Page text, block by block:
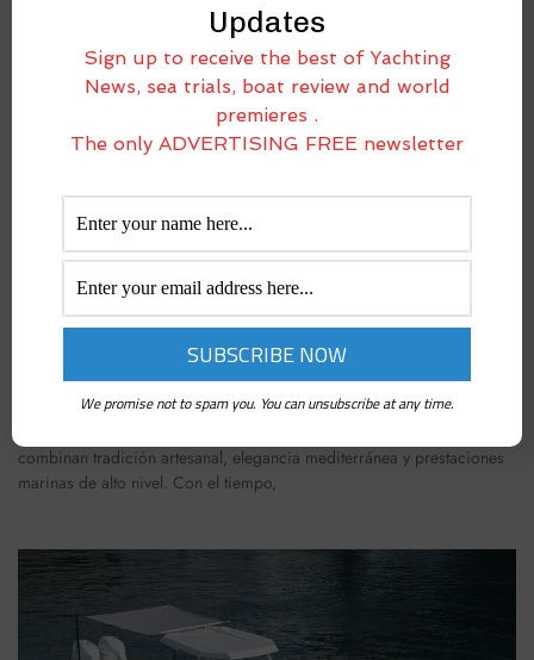
LANGOSTA GAGLIOTTA 53, PRUEBA EN VÍDEO: LA
ELEGANCIA NAPOLITANA DOMA AL MAR
Durante más de setenta años, el nombre de Gagliotta ha sido un
combinan tradición artesanal, elegancia mediterránea y prestaciones
marinas de alto nivel. Con el tiempo,
Updates
Sign up to receive the best of Yachting
News, sea trials, boat review and world
premieres .
The only ADVERTISING FREE newsletter
We promise not to spam you. You can unsubscribe at any time.